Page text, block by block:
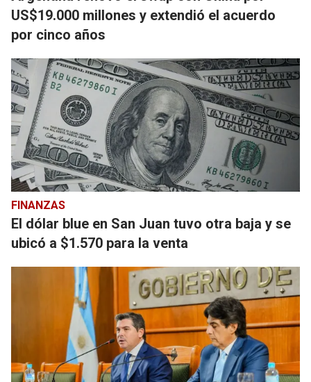
US$19.000 millones y extendió el acuerdo
por cinco años
FINANZAS
El dólar blue en San Juan tuvo otra baja y se
ubicó a $1.570 para la venta